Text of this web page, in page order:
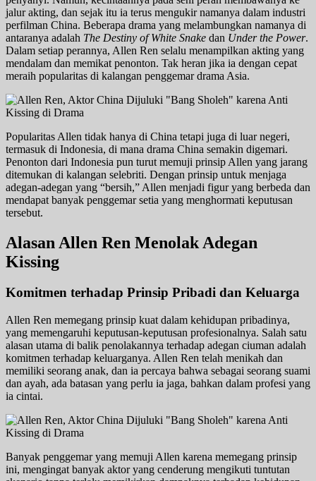
jalur akting, dan sejak itu ia terus mengukir namanya dalam industri
perfilman China. Beberapa drama yang melambungkan namanya di
antaranya adalah The Destiny of White Snake dan Under the Power.
Dalam setiap perannya, Allen Ren selalu menampilkan akting yang
mendalam dan memikat penonton. Tak heran jika ia dengan cepat
meraih popularitas di kalangan penggemar drama Asia.
Popularitas Allen tidak hanya di China tetapi juga di luar negeri,
termasuk di Indonesia, di mana drama China semakin digemari.
Penonton dari Indonesia pun turut memuji prinsip Allen yang jarang
ditemukan di kalangan selebriti. Dengan prinsip untuk menjaga
adegan-adegan yang “bersih,” Allen menjadi figur yang berbeda dan
mendapat banyak penggemar setia yang menghormati keputusan
tersebut.
Alasan Allen Ren Menolak Adegan
Kissing
Komitmen terhadap Prinsip Pribadi dan Keluarga
Allen Ren memegang prinsip kuat dalam kehidupan pribadinya,
yang memengaruhi keputusan-keputusan profesionalnya. Salah satu
alasan utama di balik penolakannya terhadap adegan ciuman adalah
komitmen terhadap keluarganya. Allen Ren telah menikah dan
memiliki seorang anak, dan ia percaya bahwa sebagai seorang suami
dan ayah, ada batasan yang perlu ia jaga, bahkan dalam profesi yang
ia cintai.
Banyak penggemar yang memuji Allen karena memegang prinsip
ini, mengingat banyak aktor yang cenderung mengikuti tuntutan